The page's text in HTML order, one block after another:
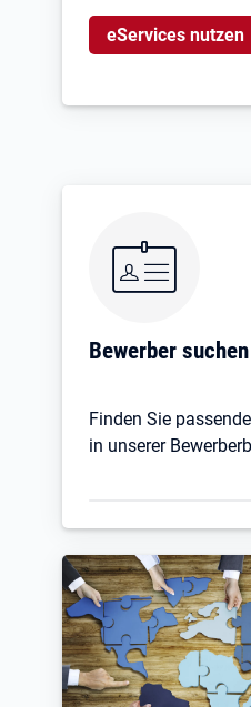
eServices nutzen
Bewerber suchen
Finden Sie
in unserer